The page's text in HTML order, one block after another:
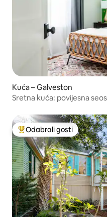
Kuća – Galveston
Sretna kuća: povijesna
Među najviše rangiranima
Odabrali gosti